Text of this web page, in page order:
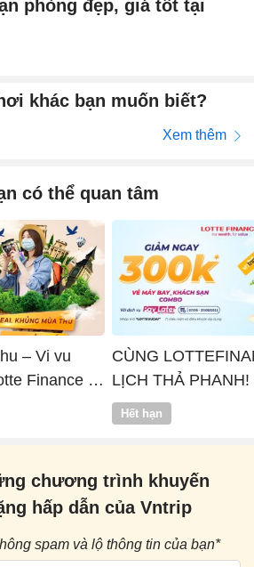
phòng đẹp, giá tốt tại
khác bạn muốn biết?
Xem thêm
có thể quan tâm
– Vi vu
Finance x
CÙNG
LỊCH THẢ PHANH!
Hết hạn
chương trình khuyến
hấp dẫn của Vntrip
spam và lộ thông tin của bạn*